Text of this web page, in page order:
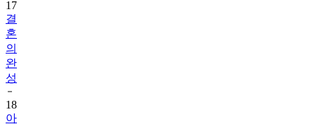
혼
의
완
성
18
아
파